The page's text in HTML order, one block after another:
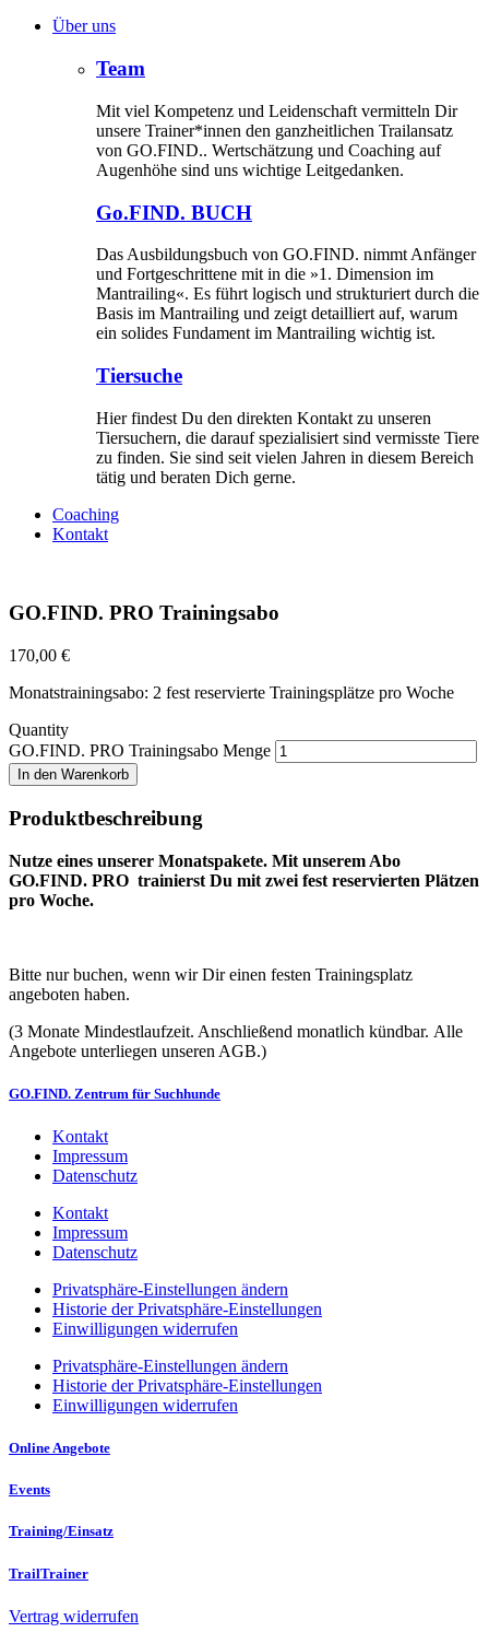
Über uns
Team
Mit viel Kompetenz und Leidenschaft vermitteln Dir
unsere Trainer*innen den ganzheitlichen Trailansatz
von GO.FIND.. Wertschätzung und Coaching auf
Augenhöhe sind uns wichtige Leitgedanken.
Go.FIND. BUCH
Das Ausbildungsbuch von GO.FIND. nimmt Anfänger
und Fortgeschrittene mit in die »1. Dimension im
Mantrailing«. Es führt logisch und strukturiert durch die
Basis im Mantrailing und zeigt detailliert auf, warum
ein solides Fundament im Mantrailing wichtig ist.
Tiersuche
Hier findest Du den direkten Kontakt zu unseren
Tiersuchern, die darauf spezialisiert sind vermisste Tiere
zu finden. Sie sind seit vielen Jahren in diesem Bereich
tätig und beraten Dich gerne.
Coaching
Kontakt
GO.FIND. PRO Trainingsabo
170,00 €
Monatstrainingsabo: 2 fest reservierte Trainingsplätze pro Woche
Quantity
GO.FIND. PRO Trainingsabo Menge
In den Warenkorb
Produktbeschreibung
Nutze eines unserer Monatspakete. Mit unserem Abo
GO.FIND. PRO trainierst Du mit zwei fest reservierten Plätzen
pro Woche.
Bitte nur buchen, wenn wir Dir einen festen Trainingsplatz
angeboten haben.
(3 Monate Mindestlaufzeit. Anschließend monatlich kündbar. Alle
Angebote unterliegen unseren AGB.)
GO.FIND. Zentrum für Suchhunde
Kontakt
Impressum
Datenschutz
Kontakt
Impressum
Datenschutz
Privatsphäre-Einstellungen ändern
Historie der Privatsphäre-Einstellungen
Einwilligungen widerrufen
Privatsphäre-Einstellungen ändern
Historie der Privatsphäre-Einstellungen
Einwilligungen widerrufen
Online Angebote
Events
Training/Einsatz
TrailTrainer
Vertrag widerrufen